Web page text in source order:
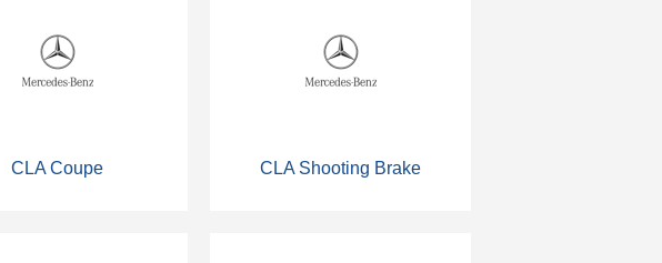
CLA Coupe CLA Shooting Brake